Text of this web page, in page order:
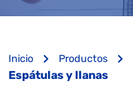
Inicio Productos
Espátulas y llanas